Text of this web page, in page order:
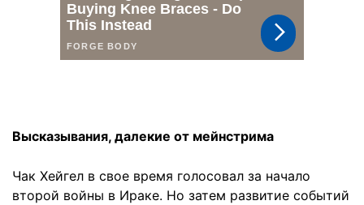
Высказывания, далекие от мейнстрима
Чак Хейгел в свое время голосовал за начало
второй войны в Ираке. Но затем развитие событий